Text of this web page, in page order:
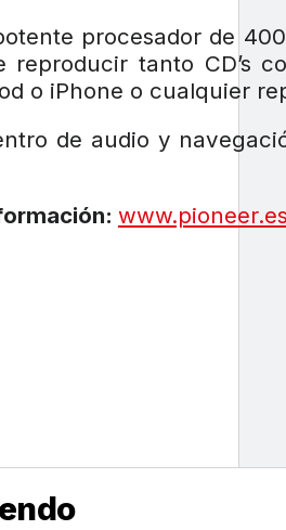
procesador de
reproducir tanto CD’s
o iPhone o cualquier
de audio y